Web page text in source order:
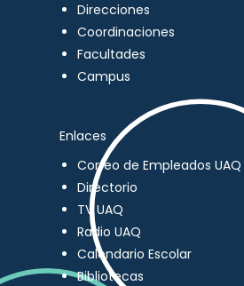
Direcciones
Coordinaciones
Facultades
Campus
Enlaces
Correo de Empleados UAQ
Directorio
TV UAQ
Radio UAQ
Calendario Escolar
Bibliotecas